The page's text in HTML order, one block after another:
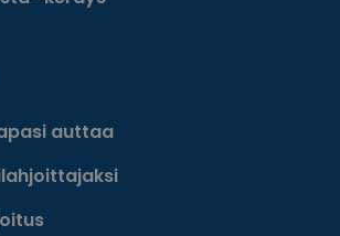
auttaa